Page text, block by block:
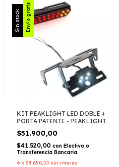
Sin stock Envío gratis
KIT PEAKLIGHT LED DOBLE +
PORTA PATENTE - PEAKLIGHT
$51.900,00
$41.520,00 con Efectivo o
Transferencia Bancaria
6 x $8.650,00 sin interés